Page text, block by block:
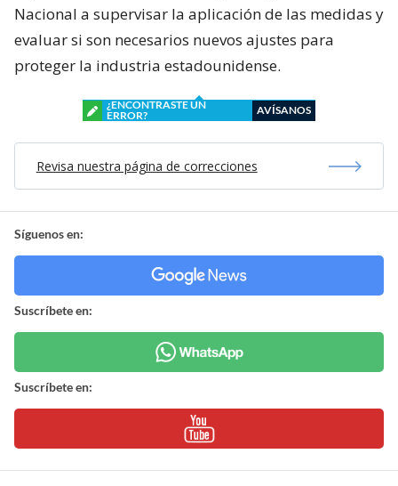
Nacional a supervisar la aplicación de las medidas y
evaluar si son necesarios nuevos ajustes para
proteger la industria estadounidense.
¿ENCONTRASTE UN
ERROR?
AVÍSANOS
Revisa nuestra página de correcciones
Síguenos en:
Suscríbete en:
Suscríbete en: